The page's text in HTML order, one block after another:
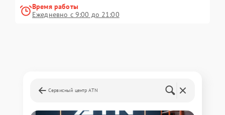
Время работы
Ежедневно с 9:00 до 21:00
Сервисный центр ATN